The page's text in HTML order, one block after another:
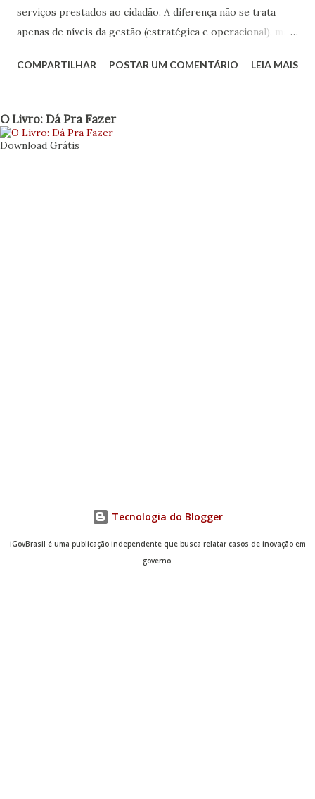
serviços prestados ao cidadão. A diferença não se trata
apenas de níveis da gestão (estratégica e operacional), mas
seus objetivos e quais valores irá agregar ao governo.
relacionar quesitos, estabelecer limites e buscar as
parcerias certas. Antes de apresentar uma nova
relação sobre os aspectos de construção do laboratório,
COMPARTILHAR POSTAR UM COMENTÁRIO LEIA MAIS
O Livro: Dá Pra Fazer
Download Grátis
Tecnologia do Blogger
iGovBrasil é uma publicação independente que busca relatar casos de inovação em
governo.